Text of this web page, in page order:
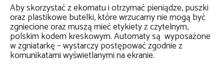
Aby skorzystać z ekomatu i otrzymać pieniądze, puszki
oraz plastikowe butelki, które wrzucamy nie mogą być
zgniecione oraz muszą mieć etykiety z czytelnym,
polskim kodem kreskowym. Automaty są wyposażone
w zgniatarkę – wystarczy postępować zgodnie z
komunikatami wyświetlanymi na ekranie.